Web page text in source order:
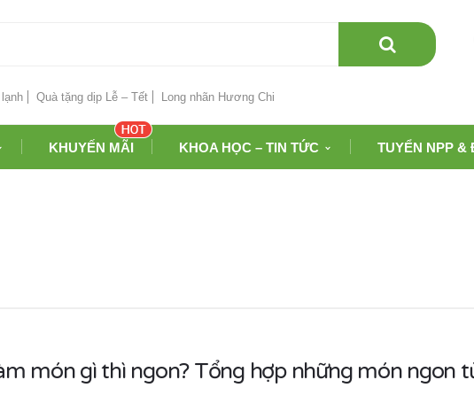
Quà tặng dịp Lễ – Tết Long nhãn Hương Chi
KHUYẾN MÃI KHOA HỌC – TIN TỨC TUYỂN NPP &
món gì thì ngon? Tổng hợp những món ngon